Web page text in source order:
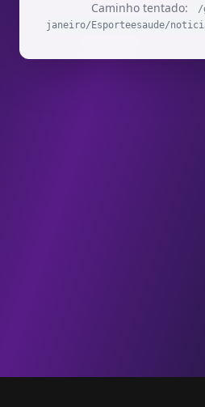
Caminho tentado:
/
janeiro/Esporteesaude/